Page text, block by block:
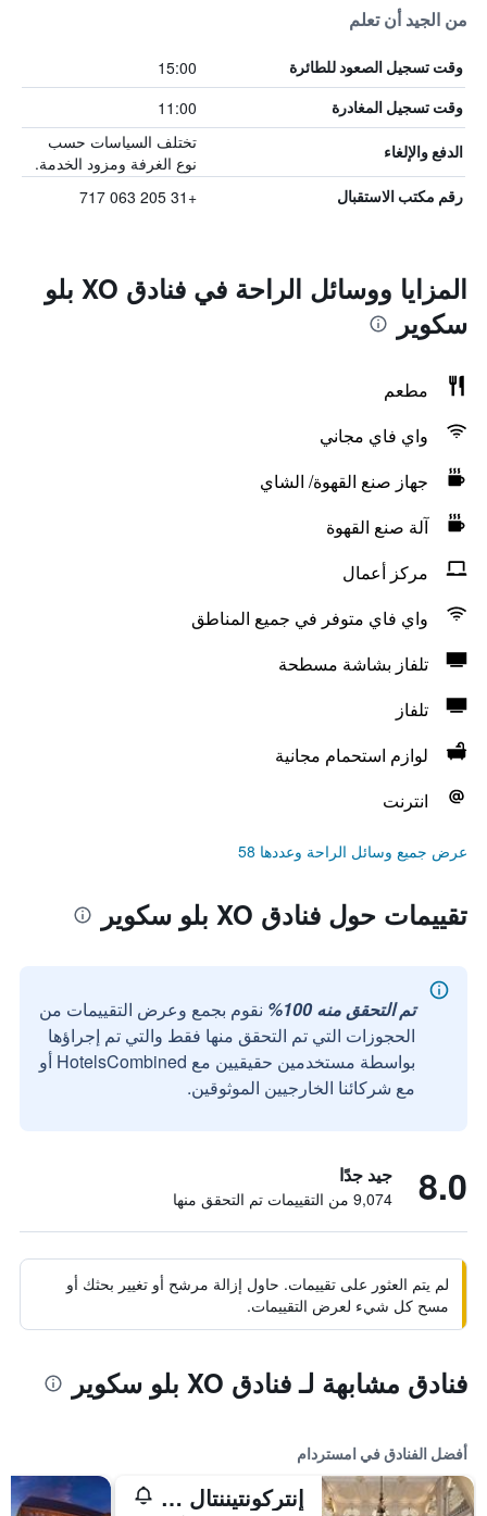
من الجيد أن تعلم
وقت تسجيل الصعود للطائرة 15:00
وقت تسجيل المغادرة 11:00
الدفع والإلغاء
تختلف السياسات حسب
نوع الغرفة ومزود الخدمة.
رقم مكتب الاستقبال +31 205 063 717
المزايا ووسائل الراحة في فنادق XO بلو
سكوير
مطعم
واي فاي مجاني
جهاز صنع القهوة/ الشاي
آلة صنع القهوة
مركز أعمال
واي فاي متوفر في جميع المناطق
تلفاز بشاشة مسطحة
تلفاز
لوازم استحمام مجانية
انترنت
عرض جميع وسائل الراحة وعددها 58
تقييمات حول فنادق XO بلو سكوير
تم التحقق منه 100%
نقوم بجمع وعرض التقييمات من
الحجوزات التي تم التحقق منها فقط والتي تم إجراؤها
بواسطة مستخدمين حقيقيين مع HotelsCombined أو
مع شركائنا الخارجيين الموثوقين.
8.0 جيد جدًا
9,074 من التقييمات تم التحقق منها
لم يتم العثور على تقييمات. حاول إزالة مرشح أو تغيير بحثك أو
مسح كل شيء لعرض التقييمات.
فنادق مشابهة لـ فنادق XO بلو سكوير
أفضل الفنادق في امستردام
إنتركونتيننتال أمستل أمستردام